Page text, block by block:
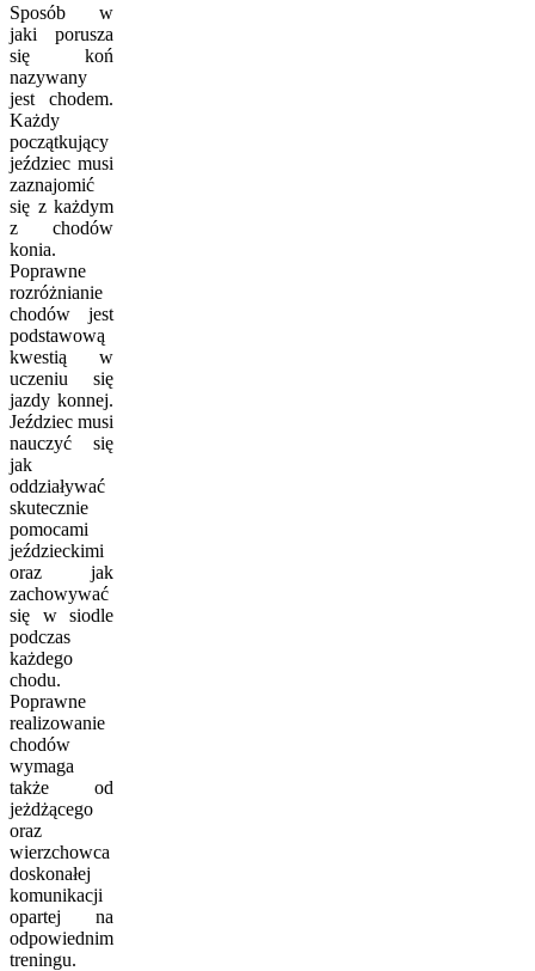
Sposób w
jaki porusza
się koń
nazywany
jest chodem.
Każdy
początkujący
jeździec musi
zaznajomić
się z każdym
z chodów
konia.
Poprawne
rozróżnianie
chodów jest
podstawową
kwestią w
uczeniu się
jazdy konnej.
Jeździec musi
nauczyć się
jak
oddziaływać
skutecznie
pomocami
jeździeckimi
oraz jak
zachowywać
się w siodle
podczas
każdego
chodu.
Poprawne
realizowanie
chodów
wymaga
także od
jeżdżącego
oraz
wierzchowca
doskonałej
komunikacji
opartej na
odpowiednim
treningu.